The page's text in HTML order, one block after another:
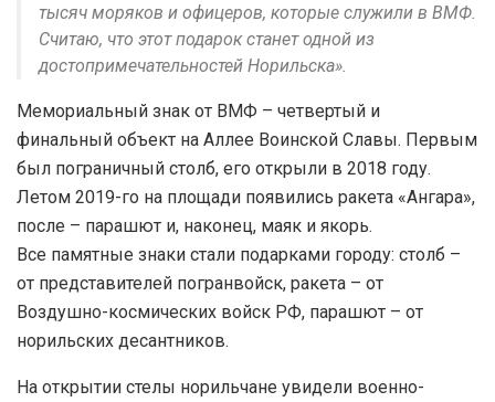
тысяч моряков и офицеров, которые служили в ВМФ.
Считаю, что этот подарок станет одной из
достопримечательностей Норильска».
Мемориальный знак от ВМФ – четвертый и
финальный объект на Аллее Воинской Славы. Первым
был пограничный столб, его открыли в 2018 году.
Летом 2019-го на площади появились ракета «Ангара»,
после – парашют и, наконец, маяк и якорь.
Все памятные знаки стали подарками городу: столб –
от представителей погранвойск, ракета – от
Воздушно-космических войск РФ, парашют – от
норильских десантников.
На открытии стелы норильчане увидели военно-